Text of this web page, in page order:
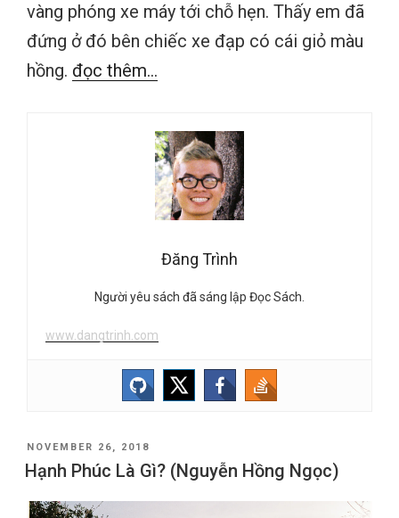
vàng phóng xe máy tới chỗ hẹn. Thấy em đã
đứng ở đó bên chiếc xe đạp có cái giỏ màu
hồng. đọc thêm...
Đăng Trình
Người yêu sách đã sáng lập Đọc Sách.
www.dangtrinh.com
POSTED
ON
NOVEMBER 26, 2018
Hạnh Phúc Là Gì? (Nguyễn Hồng Ngọc)